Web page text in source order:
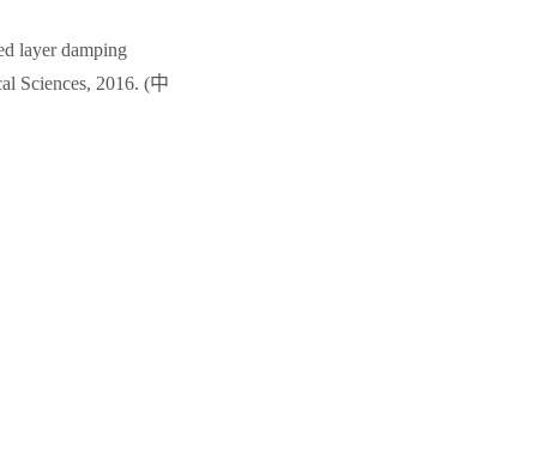
layer damping
Sciences, 2016. (中